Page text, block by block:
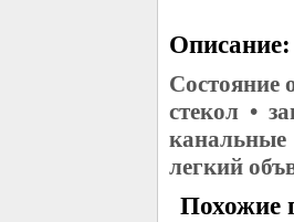
Описание:
Состояние
стекол •
канальные
легкий
Похожие